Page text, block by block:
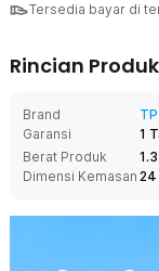
Tersedia bayar di
Rincian Produk
Brand
Garansi
1
Berat Produk
Dimensi Kemasan 24